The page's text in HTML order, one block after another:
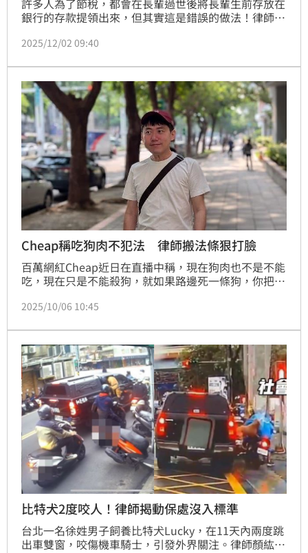
銀行的存款提領出來，但其實這是錯誤的做法！律師顏
個行為很可能會觸犯「偽造文書」或「侵占罪」。
2025/12/02 09:40
Cheap稱吃狗肉不犯法 律師搬法條狠打臉
百萬網紅Cheap近日在直播中稱，現在狗肉也不是不能
吃，現在只是不能殺狗，就如果路邊死一條狗，你把牠
口的狗肉如果你合法進來，也是可以吃的，他強調，吃
示，Cheap會說這種話，一點都不意外，但實際上根據
動保法，吃貓犬都是違法的。
2025/10/06 10:45
比特犬2度咬人！律師揭動保處沒入標準
台北一名徐姓男子飼養比特犬Lucky，在11天內兩度跳
出車雙窗，咬傷機車騎士，引發外界關注。律師顏紘頤